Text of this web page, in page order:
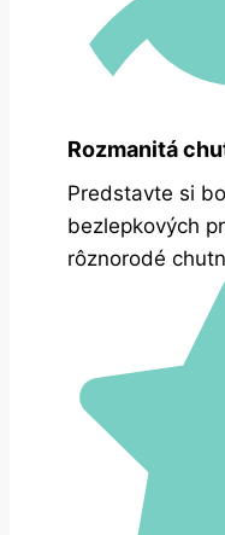
Rozmanitá
Predstavte si
bezlepkových
rôznorodé